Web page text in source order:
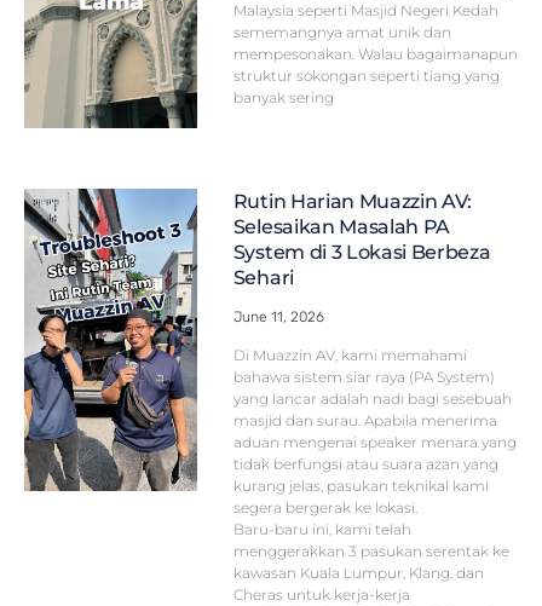
Malaysia seperti Masjid Negeri Kedah
sememangnya amat unik dan
mempesonakan. Walau bagaimanapun,
struktur sokongan seperti tiang yang
banyak sering
Rutin Harian Muazzin AV:
Selesaikan Masalah PA
System di 3 Lokasi Berbeza
Sehari
June 11, 2026
Di Muazzin AV, kami memahami
bahawa sistem siar raya (PA System)
yang lancar adalah nadi bagi sesebuah
masjid dan surau. Apabila menerima
aduan mengenai speaker menara yang
tidak berfungsi atau suara azan yang
kurang jelas, pasukan teknikal kami
segera bergerak ke lokasi.
Baru-baru ini, kami telah
menggerakkan 3 pasukan serentak ke
kawasan Kuala Lumpur, Klang, dan
Cheras untuk kerja-kerja